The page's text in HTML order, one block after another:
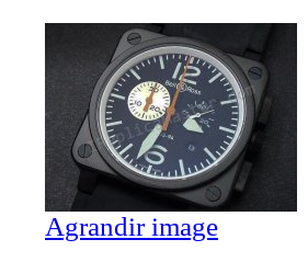
Agrandir image